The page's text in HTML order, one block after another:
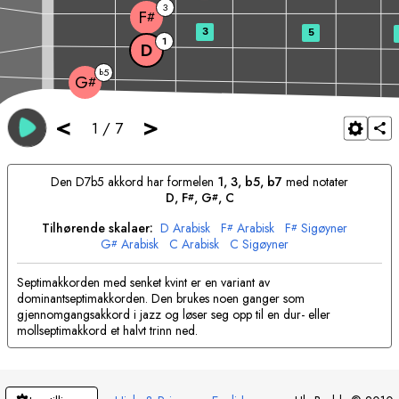
< 1 / 7 >
G#
b5
D 1
F# 3
3 5
Den D7b5 akkord har formelen 1, 3, b5, b7 med notater
D, F#, G#, C
Tilhørende skalaer: D Arabisk F# Arabisk F# Sigøyner
G# Arabisk C Arabisk C Sigøyner
Septimakkorden med senket kvint er en variant av
dominantseptimakkorden. Den brukes noen ganger som
gjennomgangsakkord i jazz og løser seg opp til en dur- eller
mollseptimakkord et halvt trinn ned.